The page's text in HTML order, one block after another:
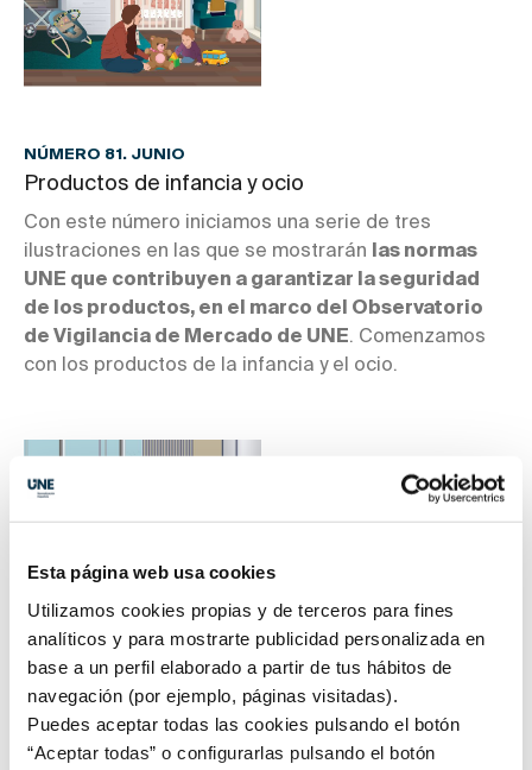
Esta página web usa cookies
Utilizamos cookies propias y de terceros para fines
analíticos y para mostrarte publicidad personalizada en
base a un perfil elaborado a partir de tus hábitos de
navegación (por ejemplo, páginas visitadas).
Puedes aceptar todas las cookies pulsando el botón
“Aceptar todas” o configurarlas pulsando el botón
NÚMERO 81. JUNIO
Productos de infancia y ocio
Con este número iniciamos una serie de tres
ilustraciones en las que se mostrarán
las normas
UNE que contribuyen a garantizar la seguridad
de los productos, en el marco del Observatorio
de Vigilancia de Mercado de UNE. Comenzamos
con los productos de la infancia y el ocio.
NÚMERO 79. ABRIL
Seguridad y Salud en el Trabajo
El 28 de abril se celebra en todo el mundo elDía